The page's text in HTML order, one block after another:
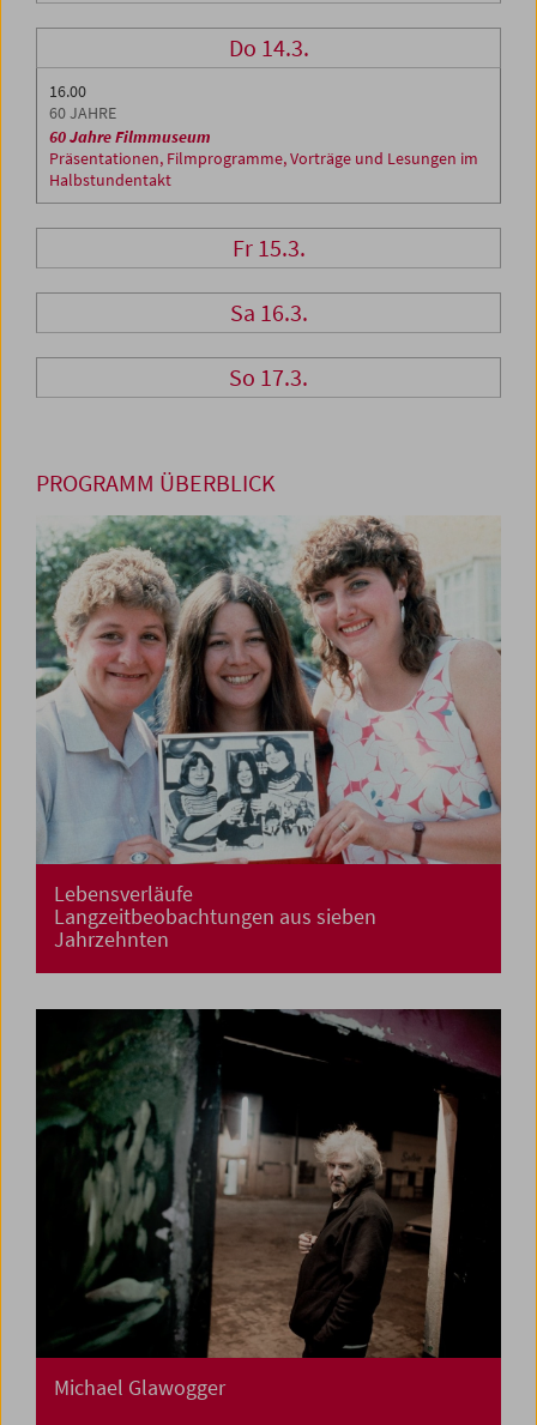
Do 14.3.
16.00
60 JAHRE
60 Jahre Filmmuseum
Präsentationen, Filmprogramme, Vorträge und Lesungen im
Halbstundentakt
Fr 15.3.
Sa 16.3.
So 17.3.
PROGRAMM ÜBERBLICK
Lebensverläufe
Langzeitbeobachtungen aus sieben
Jahrzehnten
Michael Glawogger